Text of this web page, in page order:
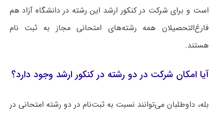
است و برای شرکت در کنکور ارشد این رشته در دانشگاه آزاد هم
فارغ‌التحصیلان همه رشته‌های امتحانی مجاز به ثبت نام
هستند.
آیا امکان شرکت در دو رشته در کنکور ارشد وجود دارد؟
بله، داوطلبان می‌توانند نسبت به ثبت‌نام در دو رشته امتحانی در